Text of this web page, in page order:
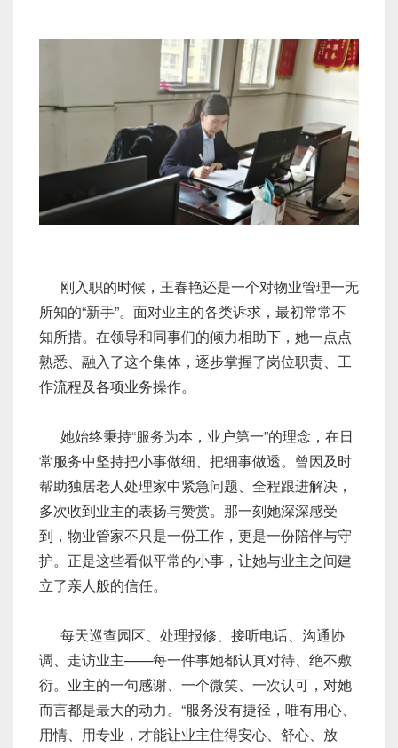
刚入职的时候，王春艳还是一个对物业管理一无
所知的“新手”。面对业主的各类诉求，最初常常不
知所措。在领导和同事们的倾力相助下，她一点点
熟悉、融入了这个集体，逐步掌握了岗位职责、工
作流程及各项业务操作。
她始终秉持“服务为本，业户第一”的理念，在日
常服务中坚持把小事做细、把细事做透。曾因及时
帮助独居老人处理家中紧急问题、全程跟进解决，
多次收到业主的表扬与赞赏。那一刻她深深感受
到，物业管家不只是一份工作，更是一份陪伴与守
护。正是这些看似平常的小事，让她与业主之间建
立了亲人般的信任。
每天巡查园区、处理报修、接听电话、沟通协
调、走访业主——每一件事她都认真对待、绝不敷
衍。业主的一句感谢、一个微笑、一次认可，对她
而言都是最大的动力。“服务没有捷径，唯有用心、
用情、用专业，才能让业主住得安心、舒心、放